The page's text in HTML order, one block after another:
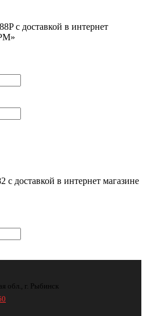
с доставкой в интернет
доставкой в интернет магазине
обл., г. Рыбинск